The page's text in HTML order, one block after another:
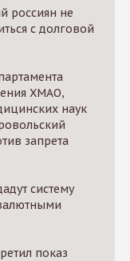
россиян не
с долговой
ХМАО,
наук
запрета
систему
показ